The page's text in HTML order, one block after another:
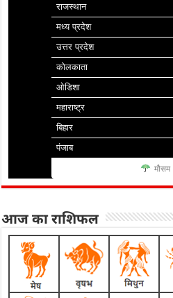
राजस्थान
मध्य प्रदेश
उत्तर प्रदेश
कोलकाता
ओडिशा
महाराष्ट्र
बिहार
पंजाब
मौसम
आज का राशिफल